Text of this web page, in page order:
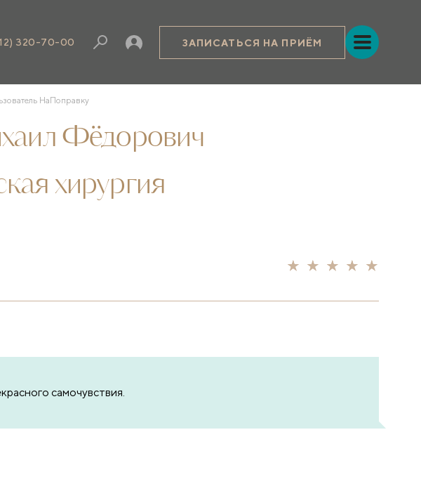
320-70-00 ЗАПИСАТЬСЯ НА ПРИЁМ
НаПоправку
Фёдорович
хирургия
самочувствия.